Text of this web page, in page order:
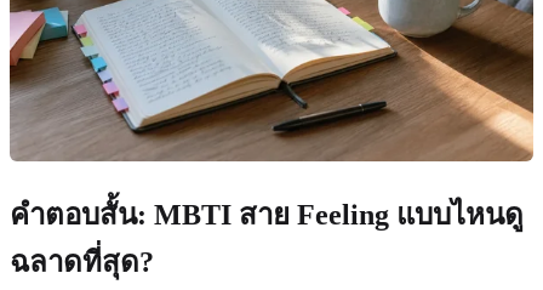
คำตอบสั้น: MBTI สาย Feeling แบบไหนดู
ฉลาดที่สุด?